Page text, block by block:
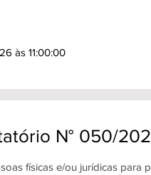
às 11:00:00
N° 050/
físicas e/ou jurídicas